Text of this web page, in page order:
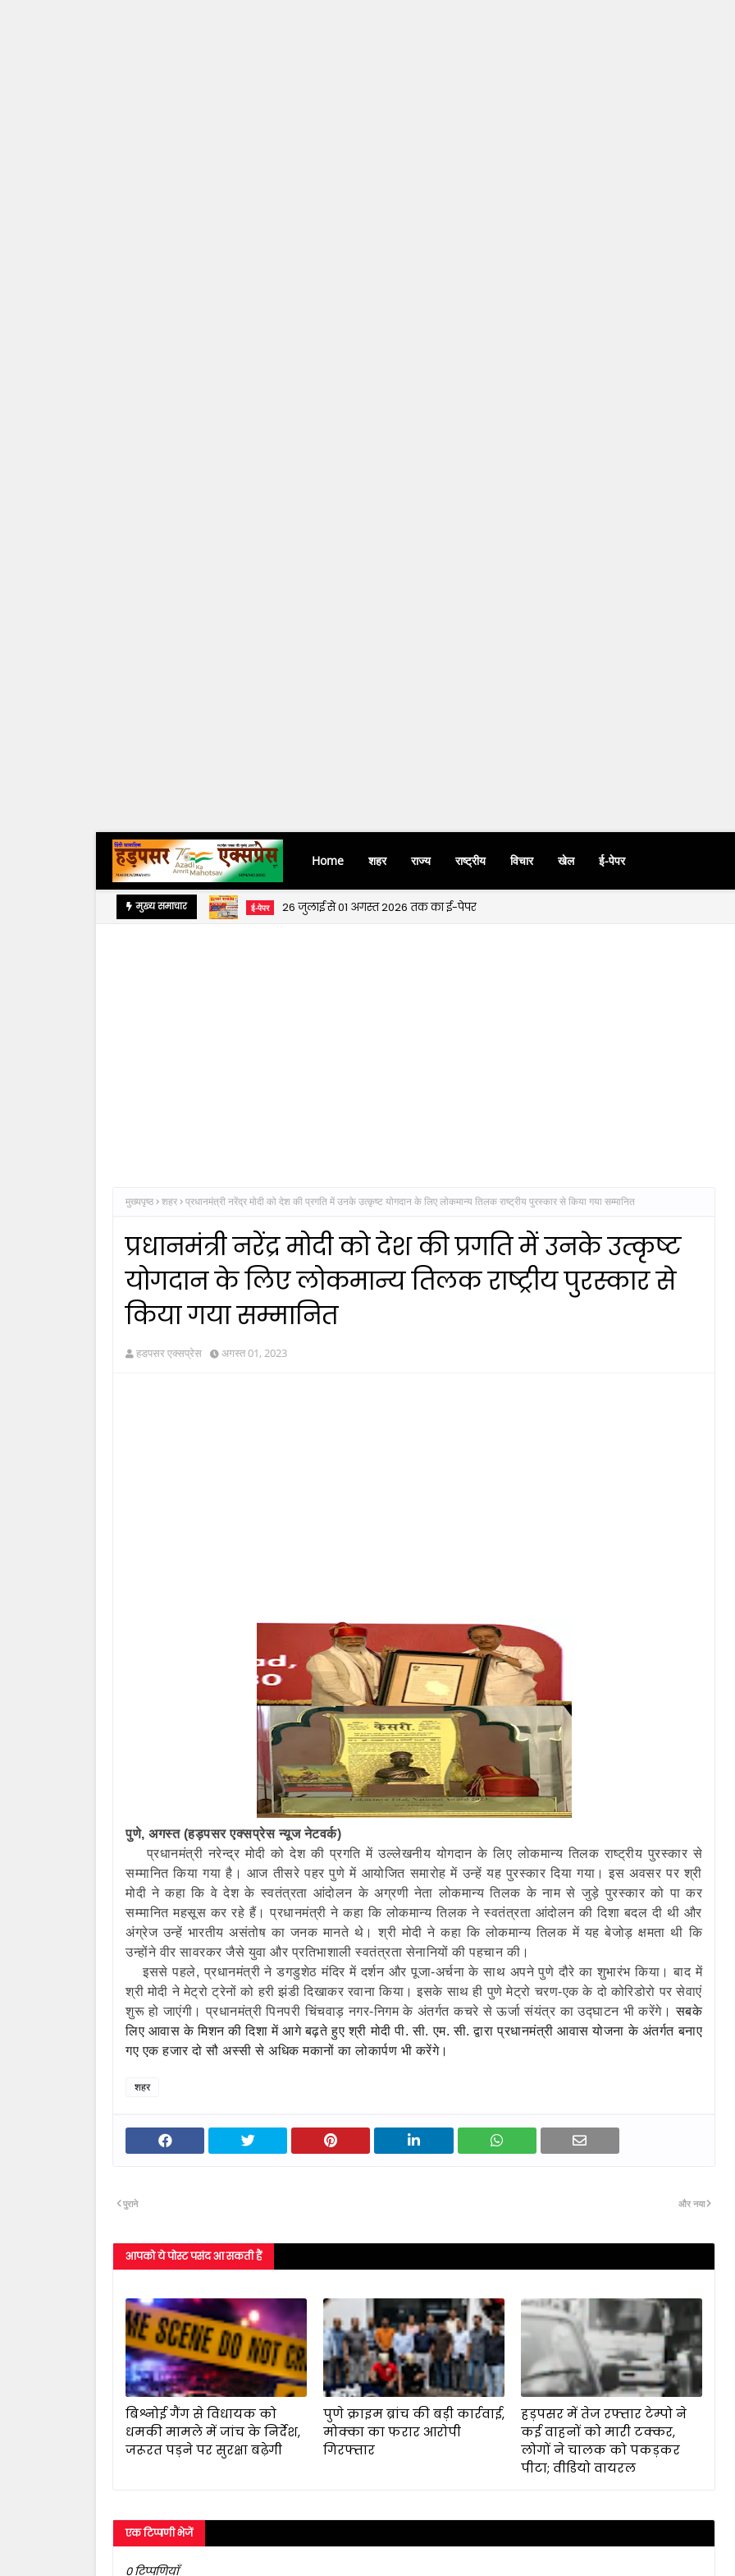
Home शहर राज्य राष्ट्रीय विचार खेल ई-पेपर
मुख्य समाचार ई-पेपर 26 जुलाई से 01 अगस्त 2026 तक का ई-पेपर
मुख्यपृष्ठ शहर प्रधानमंत्री नरेंद्र मोदी को देश की प्रगति में उनके उत्कृष्ट योगदान के लिए लोकमान्य तिलक राष्ट्रीय पुरस्कार से किया गया सम्मानित
प्रधानमंत्री नरेंद्र मोदी को देश की प्रगति में उनके उत्कृष्ट
योगदान के लिए लोकमान्य तिलक राष्ट्रीय पुरस्कार से
किया गया सम्मानित
हडपसर एक्सप्रेस अगस्त 01, 2023
पुणे, अगस्त (हड़पसर एक्सप्रेस न्यूज नेटवर्क)
प्रधानमंत्री नरेन्‍द्र मोदी को देश की प्रगति में उल्‍लेखनीय योगदान के लिए लोकमान्‍य तिलक राष्‍ट्रीय पुरस्‍कार से
सम्‍मानित किया गया है। आज तीसरे पहर पुणे में आयोजित समारोह में उन्‍हें यह पुरस्‍कार दिया गया। इस अवसर पर श्री
मोदी ने कहा कि वे देश के स्‍वतंत्रता आंदोलन के अग्रणी नेता लोकमान्‍य तिलक के नाम से जुड़े पुरस्‍कार को पा कर
सम्‍मानित महसूस कर रहे हैं। प्रधानमंत्री ने कहा कि लोकमान्‍य तिलक ने स्‍वतंत्रता आंदोलन की दिशा बदल दी थी और
अंग्रेज उन्‍हें भारतीय असंतोष का जनक मानते थे। श्री मोदी ने कहा कि लोकमान्‍य तिलक में यह बेजोड़ क्षमता थी कि
उन्‍होंने वीर सावरकर जैसे युवा और प्रतिभाशाली स्‍वतंत्रता सेनानियों की पहचान की।
इससे पहले, प्रधानमंत्री ने डगडुशेठ मंदिर में दर्शन और पूजा-अर्चना के साथ अपने पुणे दौरे का शुभारंभ किया। बाद में
श्री मोदी ने मेट्रो ट्रेनों को हरी झंडी दिखाकर रवाना किया। इसके साथ ही पुणे मेट्रो चरण-एक के दो कोरिडोरो पर सेवाएं
शुरू हो जाएंगी। प्रधानमंत्री पिनपरी चिंचवाड़ नगर-निगम के अंतर्गत कचरे से ऊर्जा संयंत्र का उद्घाटन भी करेंगे।सबके
लिए आवास के मिशन की दिशा में आगे बढ़ते हुए श्री मोदी पी. सी. एम. सी. द्वारा प्रधानमंत्री आवास योजना के अंतर्गत बनाए
गए एक हजार दो सौ अस्‍सी से अधिक मकानों का लोकार्पण भी करेंगे।
शहर
और नया
पुराने
आपको ये पोस्ट पसंद आ सकती हैं
बिश्नोई गैंग से विधायक को
धमकी मामले में जांच के निर्देश,
जरूरत पड़ने पर सुरक्षा बढ़ेगी
पुणे क्राइम ब्रांच की बड़ी कार्रवाई,
मोक्का का फरार आरोपी
गिरफ्तार
हड़पसर में तेज रफ्तार टेम्पो ने
कई वाहनों को मारी टक्कर,
लोगों ने चालक को पकड़कर
पीटा; वीडियो वायरल
एक टिप्पणी भेजें
0 टिप्पणियाँ